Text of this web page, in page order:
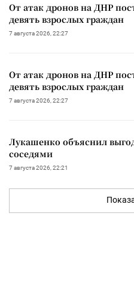
От атак дронов на ДНР
девять взрослых граждан
7 августа 2026, 22:27
От атак дронов на ДНР
девять взрослых граждан
7 августа 2026, 22:27
Лукашенко объяснил
соседями
7 августа 2026, 22:21